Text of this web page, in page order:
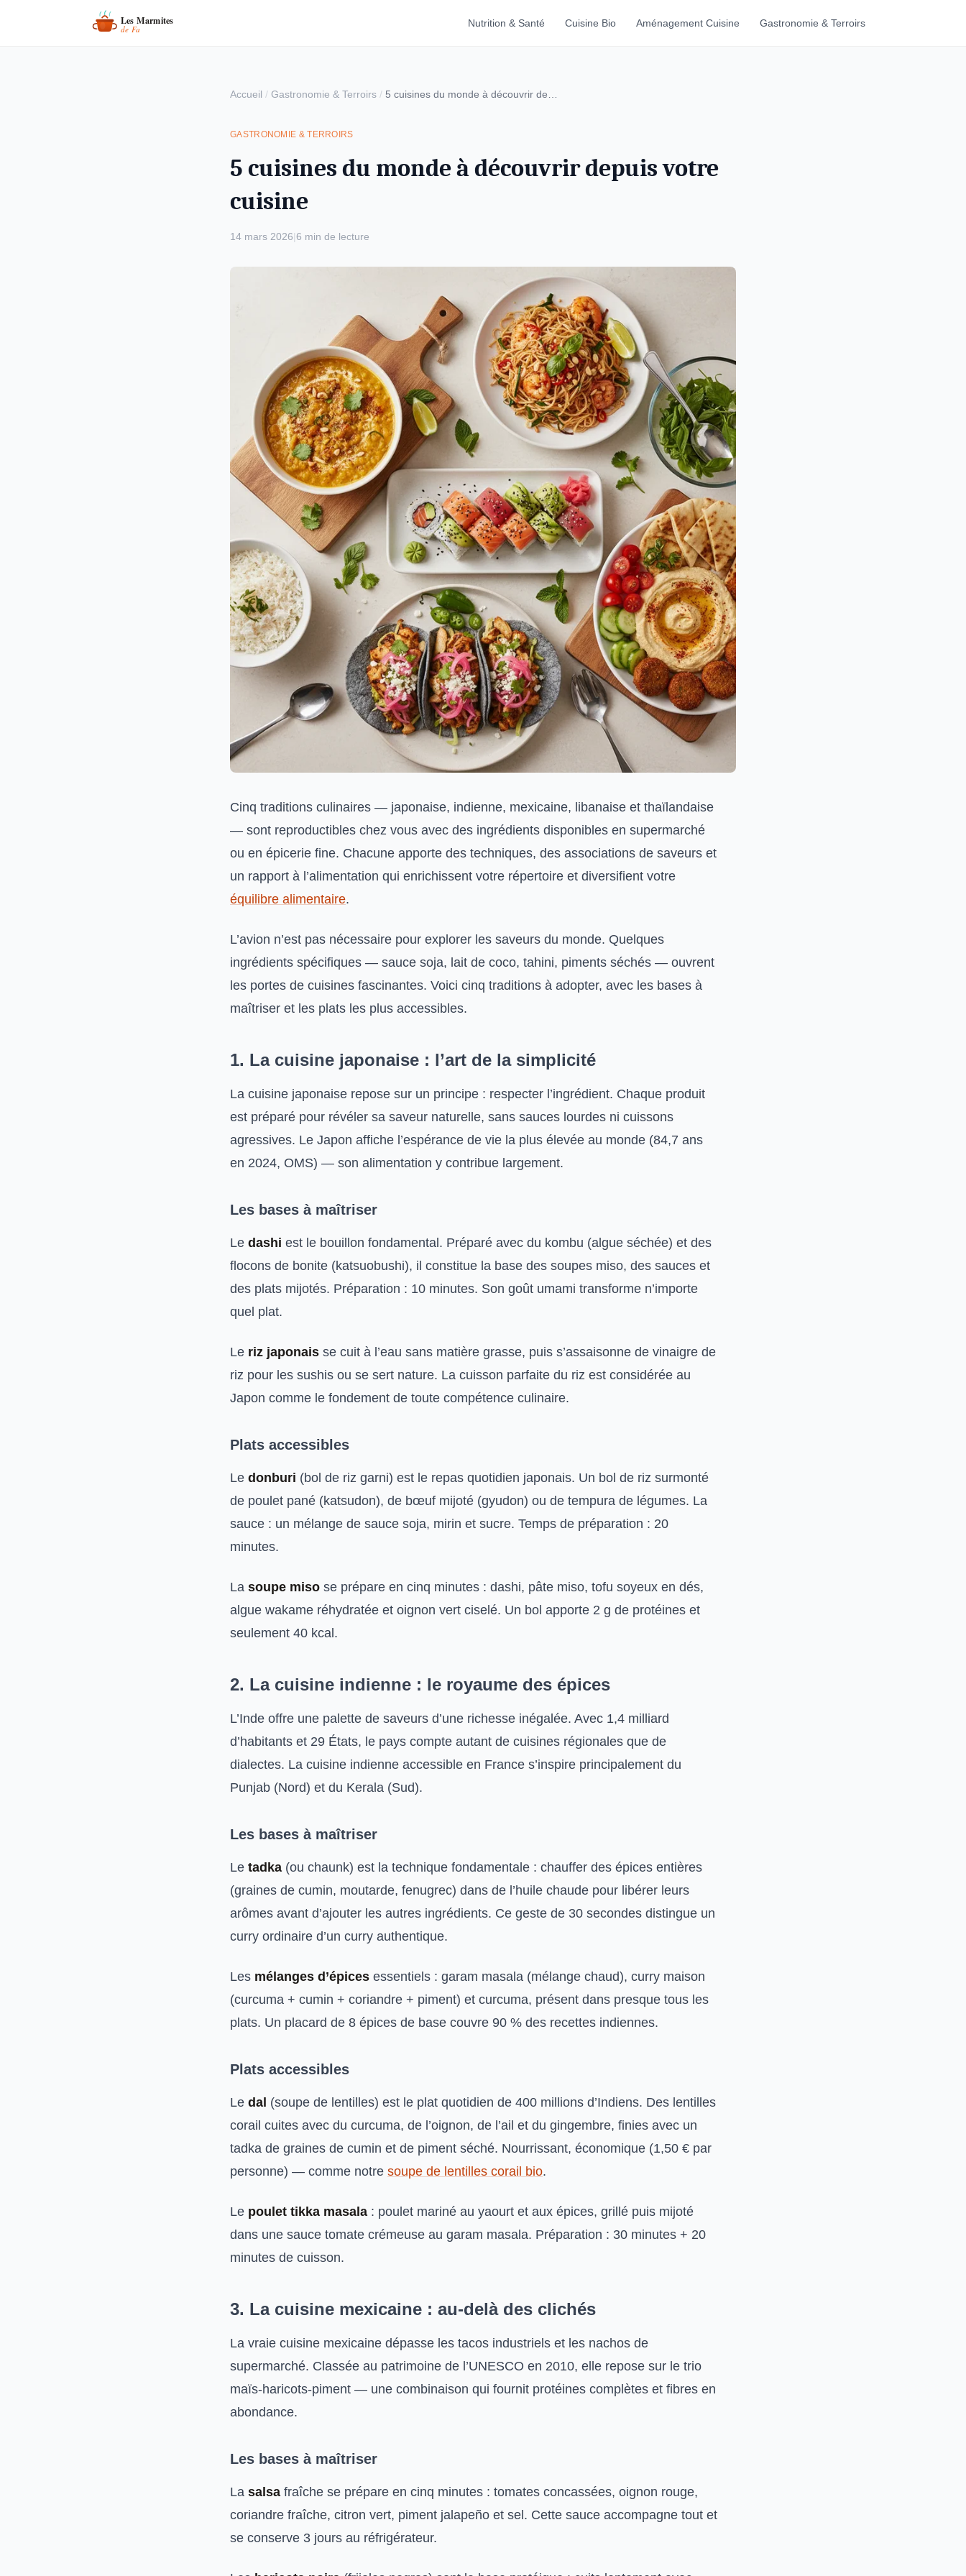
Nutrition & Santé Cuisine Bio Aménagement Cuisine Gastronomie & Terroirs
Accueil / Gastronomie & Terroirs /
GASTRONOMIE & TERROIRS
5 cuisines du monde à découvrir depuis votre
cuisine
14 mars 2026|6 min de lecture
Cinq traditions culinaires — japonaise, indienne, mexicaine, libanaise et thaïlandaise
— sont reproductibles chez vous avec des ingrédients disponibles en supermarché
ou en épicerie fine. Chacune apporte des techniques, des associations de saveurs et
un rapport à l’alimentation qui enrichissent votre répertoire et diversifient votre
équilibre alimentaire.
L’avion n’est pas nécessaire pour explorer les saveurs du monde. Quelques
ingrédients spécifiques — sauce soja, lait de coco, tahini, piments séchés — ouvrent
les portes de cuisines fascinantes. Voici cinq traditions à adopter, avec les bases à
maîtriser et les plats les plus accessibles.
1. La cuisine japonaise : l’art de la simplicité
La cuisine japonaise repose sur un principe : respecter l’ingrédient. Chaque produit
est préparé pour révéler sa saveur naturelle, sans sauces lourdes ni cuissons
agressives. Le Japon affiche l’espérance de vie la plus élevée au monde (84,7 ans
en 2024, OMS) — son alimentation y contribue largement.
Les bases à maîtriser
Le dashi est le bouillon fondamental. Préparé avec du kombu (algue séchée) et des
flocons de bonite (katsuobushi), il constitue la base des soupes miso, des sauces et
des plats mijotés. Préparation : 10 minutes. Son goût umami transforme n’importe
quel plat.
Le riz japonais se cuit à l’eau sans matière grasse, puis s’assaisonne de vinaigre de
riz pour les sushis ou se sert nature. La cuisson parfaite du riz est considérée au
Japon comme le fondement de toute compétence culinaire.
Plats accessibles
Le donburi (bol de riz garni) est le repas quotidien japonais. Un bol de riz surmonté
de poulet pané (katsudon), de bœuf mijoté (gyudon) ou de tempura de légumes. La
sauce : un mélange de sauce soja, mirin et sucre. Temps de préparation : 20
minutes.
La soupe miso se prépare en cinq minutes : dashi, pâte miso, tofu soyeux en dés,
algue wakame réhydratée et oignon vert ciselé. Un bol apporte 2 g de protéines et
seulement 40 kcal.
2. La cuisine indienne : le royaume des épices
L’Inde offre une palette de saveurs d’une richesse inégalée. Avec 1,4 milliard
d’habitants et 29 États, le pays compte autant de cuisines régionales que de
dialectes. La cuisine indienne accessible en France s’inspire principalement du
Punjab (Nord) et du Kerala (Sud).
Les bases à maîtriser
Le tadka (ou chaunk) est la technique fondamentale : chauffer des épices entières
(graines de cumin, moutarde, fenugrec) dans de l’huile chaude pour libérer leurs
arômes avant d’ajouter les autres ingrédients. Ce geste de 30 secondes distingue un
curry ordinaire d’un curry authentique.
Les mélanges d’épices essentiels : garam masala (mélange chaud), curry maison
(curcuma + cumin + coriandre + piment) et curcuma, présent dans presque tous les
plats. Un placard de 8 épices de base couvre 90 % des recettes indiennes.
Plats accessibles
Le dal (soupe de lentilles) est le plat quotidien de 400 millions d’Indiens. Des lentilles
corail cuites avec du curcuma, de l’oignon, de l’ail et du gingembre, finies avec un
tadka de graines de cumin et de piment séché. Nourrissant, économique (1,50 € par
personne) — comme notre soupe de lentilles corail bio.
Le poulet tikka masala : poulet mariné au yaourt et aux épices, grillé puis mijoté
dans une sauce tomate crémeuse au garam masala. Préparation : 30 minutes + 20
minutes de cuisson.
3. La cuisine mexicaine : au-delà des clichés
La vraie cuisine mexicaine dépasse les tacos industriels et les nachos de
supermarché. Classée au patrimoine de l’UNESCO en 2010, elle repose sur le trio
maïs-haricots-piment — une combinaison qui fournit protéines complètes et fibres en
abondance.
Les bases à maîtriser
La salsa fraîche se prépare en cinq minutes : tomates concassées, oignon rouge,
coriandre fraîche, citron vert, piment jalapeño et sel. Cette sauce accompagne tout et
se conserve 3 jours au réfrigérateur.